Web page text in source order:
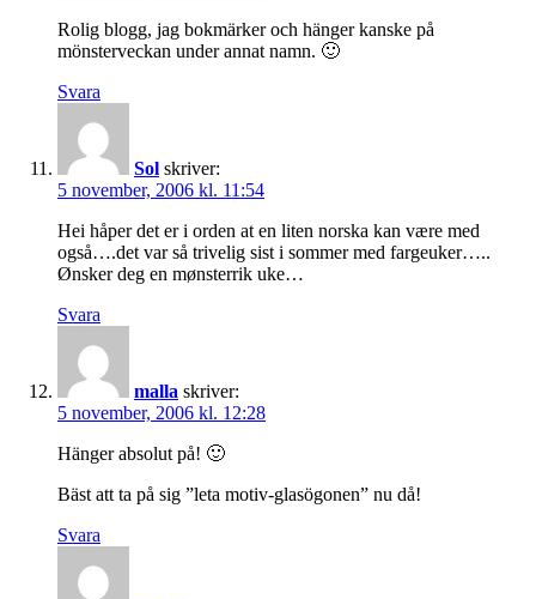
Rolig blogg, jag bokmärker och hänger kanske på
mönsterveckan under annat namn. 🙂
Svara
Sol skriver:
5 november, 2006 kl. 11:54
Hei håper det er i orden at en liten norska kan være med
også….det var så trivelig sist i sommer med fargeuker…..
Ønsker deg en mønsterrik uke…
Svara
malla skriver:
5 november, 2006 kl. 12:28
Hänger absolut på! 🙂
Bäst att ta på sig ”leta motiv-glasögonen” nu då!
Svara